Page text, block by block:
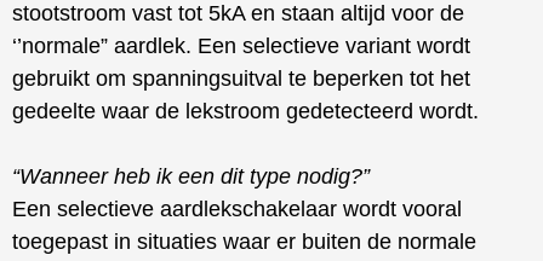
stootstroom vast tot 5kA en staan altijd voor de
‘’normale” aardlek. Een selectieve variant wordt
gebruikt om spanningsuitval te beperken tot het
gedeelte waar de lekstroom gedetecteerd wordt.
“Wanneer heb ik een dit type nodig?”
Een selectieve aardlekschakelaar wordt vooral
toegepast in situaties waar er buiten de normale